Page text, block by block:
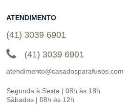
ATENDIMENTO
(41) 3039 6901
(41) 3039 6901
atendimento@casadosparafusos.com
Segunda à Sexta | 08h às 18h
Sábados | 08h às 12h